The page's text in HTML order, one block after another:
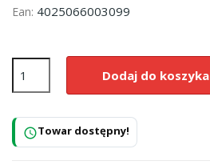
Ean: 4025066003099
Dodaj do koszyka
scheduleTowar dostępny!